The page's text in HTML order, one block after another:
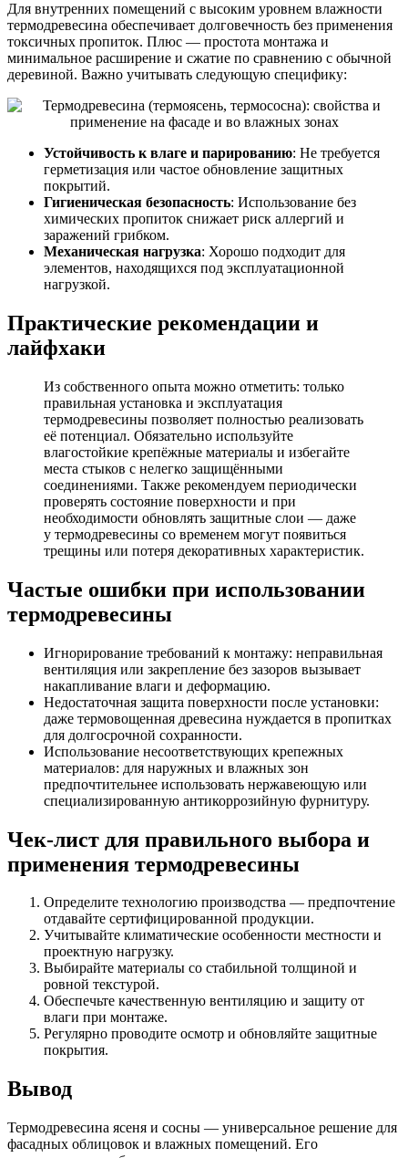
Для внутренних помещений с высоким уровнем влажности
термодревесина обеспечивает долговечность без применения
токсичных пропиток. Плюс — простота монтажа и
минимальное расширение и сжатие по сравнению с обычной
деревиной. Важно учитывать следующую специфику:
Устойчивость к влаге и парированию: Не требуется
герметизация или частое обновление защитных
покрытий.
Гигиеническая безопасность: Использование без
химических пропиток снижает риск аллергий и
заражений грибком.
Механическая нагрузка: Хорошо подходит для
элементов, находящихся под эксплуатационной
нагрузкой.
Практические рекомендации и
лайфхаки
Из собственного опыта можно отметить: только
правильная установка и эксплуатация
термодревесины позволяет полностью реализовать
её потенциал. Обязательно используйте
влагостойкие крепёжные материалы и избегайте
места стыков с нелегко защищёнными
соединениями. Также рекомендуем периодически
проверять состояние поверхности и при
необходимости обновлять защитные слои — даже
у термодревесины со временем могут появиться
трещины или потеря декоративных характеристик.
Частые ошибки при использовании
термодревесины
Игнорирование требований к монтажу: неправильная
вентиляция или закрепление без зазоров вызывает
накапливание влаги и деформацию.
Недостаточная защита поверхности после установки:
даже термовощенная древесина нуждается в пропитках
для долгосрочной сохранности.
Использование несоответствующих крепежных
материалов: для наружных и влажных зон
предпочтительнее использовать нержавеющую или
специализированную антикоррозийную фурнитуру.
Чек-лист для правильного выбора и
применения термодревесины
Определите технологию производства — предпочтение
отдавайте сертифицированной продукции.
Учитывайте климатические особенности местности и
проектную нагрузку.
Выбирайте материалы со стабильной толщиной и
ровной текстурой.
Обеспечьте качественную вентиляцию и защиту от
влаги при монтаже.
Регулярно проводите осмотр и обновляйте защитные
покрытия.
Вывод
Термодревесина ясеня и сосны — универсальное решение для
фасадных облицовок и влажных помещений. Его